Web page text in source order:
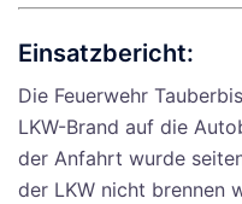
Einsatzbericht:
Die Feuerwehr
LKW-Brand auf die
der Anfahrt wurde
der LKW nicht brennen